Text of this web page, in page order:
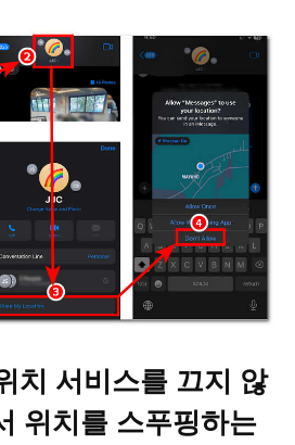
치 서비스를 끄지 않
위치를 스푸핑하는